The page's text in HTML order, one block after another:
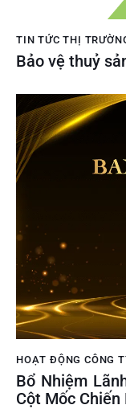
TIN TỨC THỊ
Bảo vệ thuỷ
HOẠT ĐỘNG CÔNG
Bổ Nhiệm
Cột Mốc